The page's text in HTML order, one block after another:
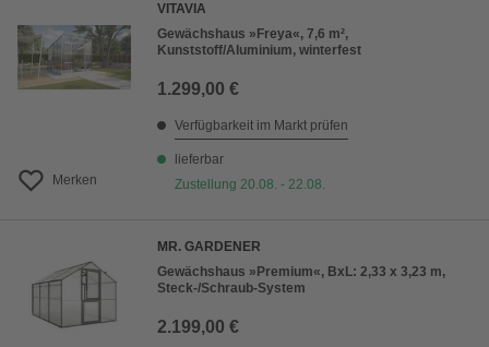
Merken
VITAVIA
Gewächshaus »Freya«, 7,6 m²,
Kunststoff/Aluminium, winterfest
1.299,00 €
Verfügbarkeit im Markt prüfen
lieferbar
Zustellung 20.08. - 22.08.
MR. GARDENER
Gewächshaus »Premium«, BxL: 2,33 x 3,23 m,
Steck-/Schraub-System
2.199,00 €